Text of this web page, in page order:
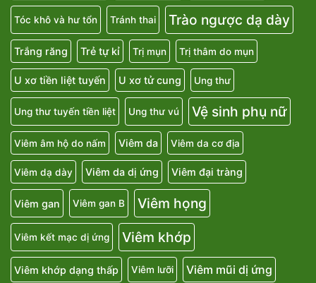
Tóc khô và hư tổn Tránh thai Trào ngược dạ dày
Trắng răng Trẻ tự kỉ Trị mụn Trị thâm do mụn
U xơ tiền liệt tuyến U xơ tử cung Ung thư
Ung thư tuyến tiền liệt Ung thư vú Vệ sinh phụ nữ
Viêm âm hộ do nấm Viêm da Viêm da cơ địa
Viêm dạ dày Viêm da dị ứng Viêm đại tràng
Viêm gan Viêm gan B Viêm họng
Viêm kết mạc dị ứng Viêm khớp
Viêm khớp dạng thấp Viêm lưỡi Viêm mũi dị ứng